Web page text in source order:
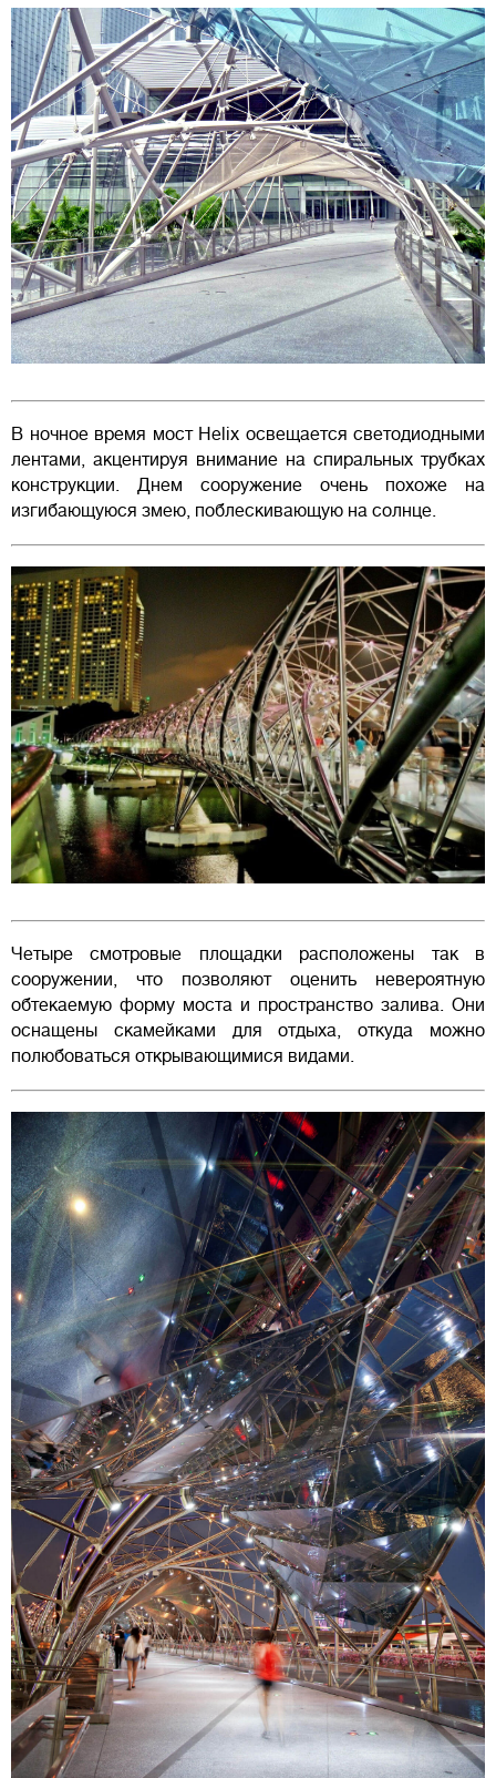
В ночное время мост Helix освещается светодиодными
лентами, акцентируя внимание на спиральных трубках
конструкции. Днем сооружение очень похоже на
изгибающуюся змею, поблескивающую на солнце.
Четыре смотровые площадки расположены так в
сооружении, что позволяют оценить невероятную
обтекаемую форму моста и пространство залива. Они
оснащены скамейками для отдыха, откуда можно
полюбоваться открывающимися видами.